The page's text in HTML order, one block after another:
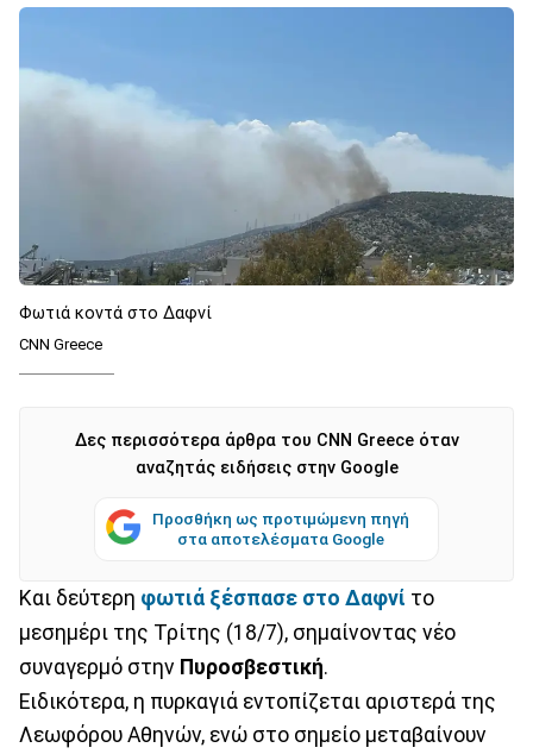
Φωτιά κοντά στο Δαφνί
CNN Greece
Δες περισσότερα άρθρα του CNN Greece όταν
αναζητάς ειδήσεις στην Google
Προσθήκη ως προτιμώμενη πηγή
στα αποτελέσματα Google
Και δεύτερη φωτιά ξέσπασε στο Δαφνί το
μεσημέρι της Τρίτης (18/7), σημαίνοντας νέο
συναγερμό στην Πυροσβεστική.
Ειδικότερα, η πυρκαγιά εντοπίζεται αριστερά της
Λεωφόρου Αθηνών, ενώ στο σημείο μεταβαίνουν